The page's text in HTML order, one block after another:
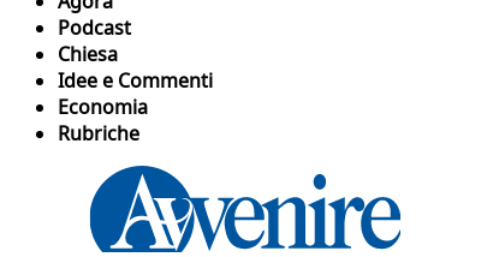
Podcast
Chiesa
Idee e Commenti
Economia
Rubriche